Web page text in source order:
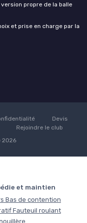
propre de la balle
et prise en charge par la
Devis
Rejoindre le club
2026
et maintien
Bas de contention
Fauteuil roulant